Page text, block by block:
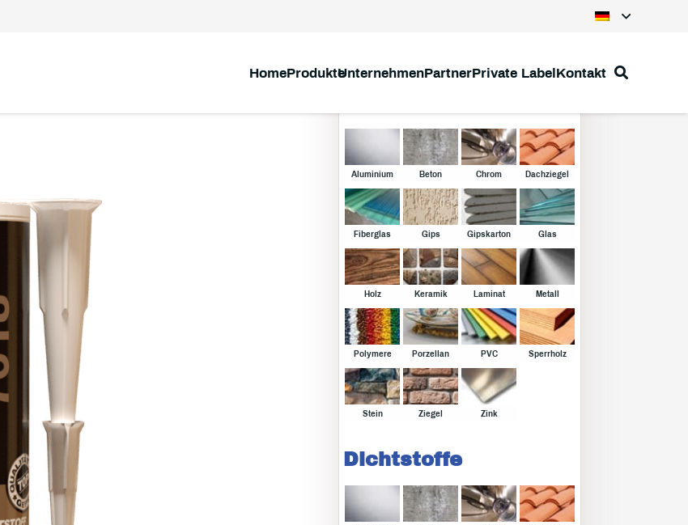
HomeProdukteUnternehmenPartnerPrivate LabelKontakt
Aluminium Beton Chrom Dachziegel
Fiberglas Gips Gipskarton Glas
Holz Keramik Laminat Metall
Polymere Porzellan PVC Sperrholz
Stein Ziegel Zink
Dichtstoffe